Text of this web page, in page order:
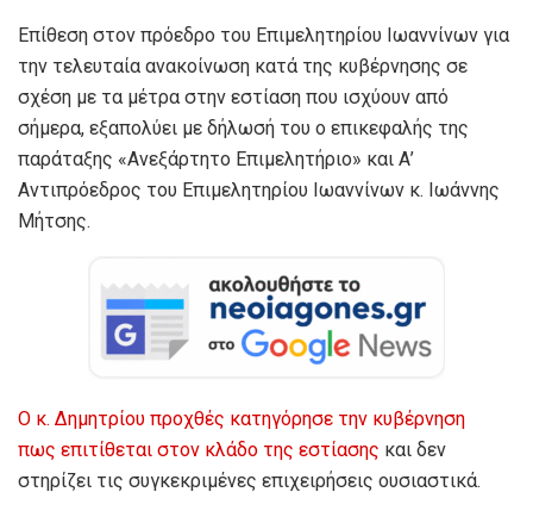
Επίθεση στον πρόεδρο του Επιμελητηρίου Ιωαννίνων για
την τελευταία ανακοίνωση κατά της κυβέρνησης σε
σχέση με τα μέτρα στην εστίαση που ισχύουν από
σήμερα, εξαπολύει με δήλωσή του ο επικεφαλής της
παράταξης «Ανεξάρτητο Επιμελητήριο» και Α’
Αντιπρόεδρος του Επιμελητηρίου Ιωαννίνων κ. Ιωάννης
Μήτσης.
Ο κ. Δημητρίου προχθές κατηγόρησε την κυβέρνηση
πως επιτίθεται στον κλάδο της εστίασης και δεν
στηρίζει τις συγκεκριμένες επιχειρήσεις ουσιαστικά.